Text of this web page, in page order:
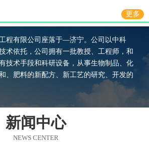
更多
有限公司座落于—济宁。公司以中科
术依托，公司拥有一批教授、工程师，和
技术手段和科研设备，从事生物制品、化
、肥料的新配方、新工艺的研究、开发的
新闻中心
NEWS CENTER